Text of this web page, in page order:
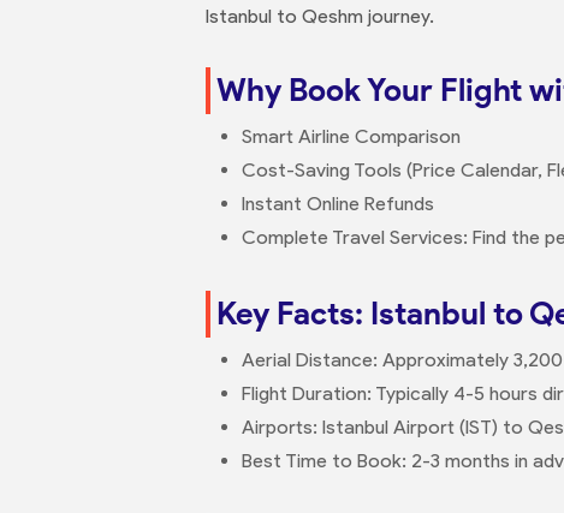
Istanbul to Qeshm journey.
Why Book Your Flight
Smart Airline Comparison
Cost-Saving Tools (Price Calendar,
Instant Online Refunds
Complete Travel Services: Find the
Key Facts: Istanbul to
Aerial Distance: Approximately
Flight Duration: Typically 4-5 hours
Airports: Istanbul Airport (IST) to
Best Time to Book: 2-3 months in